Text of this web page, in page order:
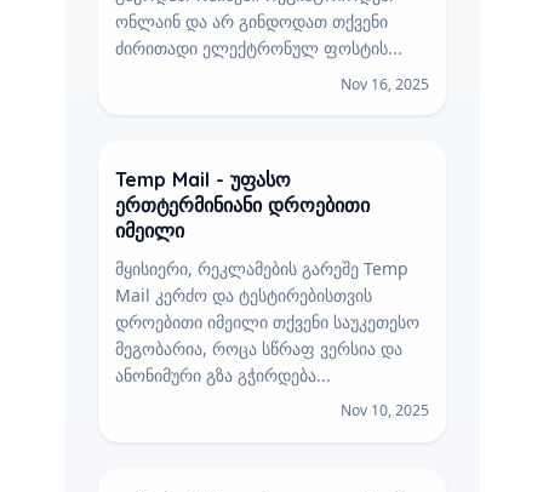
ონლაინ და არ გინდოდათ თქვენი
ძირითადი ელექტრონულ ფოსტის...
Nov 16, 2025
Temp Mail - უფასო
ერთტერმინიანი დროებითი
იმეილი
მყისიერი, რეკლამების გარეშე Temp
Mail კერძო და ტესტირებისთვის
დროებითი იმეილი თქვენი საუკეთესო
მეგობარია, როცა სწრაფ ვერსია და
ანონიმური გზა გჭირდება...
Nov 10, 2025